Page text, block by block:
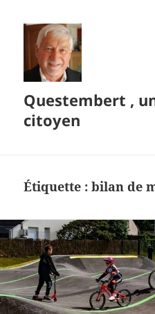
Questembert ,
citoyen
Étiquette :bilan de